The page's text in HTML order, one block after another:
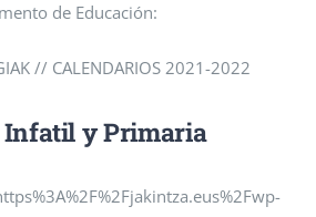
de Educación:
// CALENDARIOS 2021-2022
Infatil y Primaria